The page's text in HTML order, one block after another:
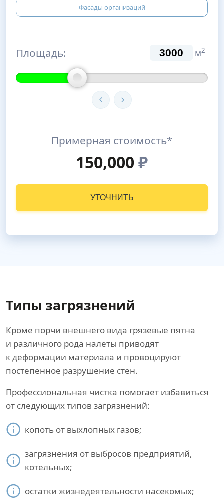
Фасады организаций
Площадь: м2
Примерная стоимость*
150,000₽
УТОЧНИТЬ
Типы загрязнений
Кроме порчи внешнего вида грязевые пятна
и различного рода налеты приводят
к деформации материала и провоцируют
постепенное разрушение стен.
Профессиональная чистка помогает избавиться
от следующих типов загрязнений:
копоть от выхлопных газов;
загрязнения от выбросов предприятий,
котельных;
остатки жизнедеятельности насекомых;